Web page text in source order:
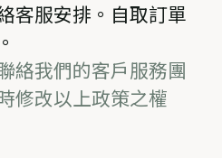
客服安排。自取訂單
絡我們的客戶服務團
修改以上政策之權